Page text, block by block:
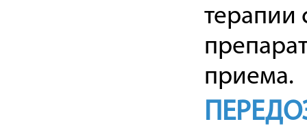
терапии
приема.